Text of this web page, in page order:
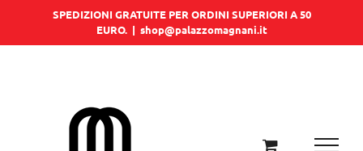
SPEDIZIONI GRATUITE PER ORDINI SUPERIORI A 50
EURO. | shop@palazzomagnani.it